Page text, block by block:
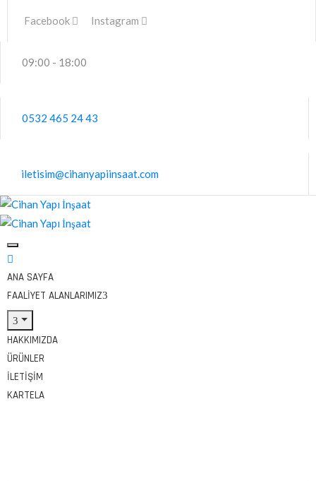
Facebook Instagram
09:00 - 18:00
0532 465 24 43
iletisim@cihanyapiinsaat.com
ANA SAYFA
FAALIYET ALANLARIMIZ
HAKKIMIZDA
ÜRÜNLER
İLETIŞIM
KARTELA